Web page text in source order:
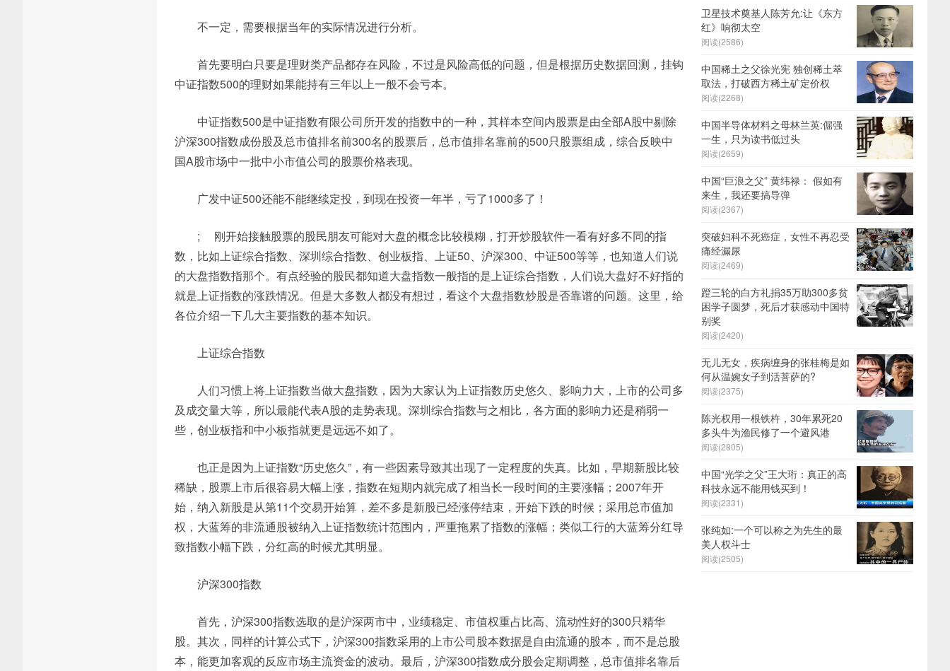
不一定，需要根据当年的实际情况进行分析。
首先要明白只要是理财类产品都存在风险，不过是风险高低的问题，但是根据历史数据回测，挂钩
中证指数500的理财如果能持有三年以上一般不会亏本。
中证指数500是中证指数有限公司所开发的指数中的一种，其样本空间内股票是由全部A股中剔除
沪深300指数成份股及总市值排名前300名的股票后，总市值排名靠前的500只股票组成，综合反映中
国A股市场中一批中小市值公司的股票价格表现。
广发中证500还能不能继续定投，到现在投资一年半，亏了1000多了！
; 刚开始接触股票的股民朋友可能对大盘的概念比较模糊，打开炒股软件一看有好多不同的指
数，比如上证综合指数、深圳综合指数、创业板指、上证50、沪深300、中证500等等，也知道人们说
的大盘指数指那个。有点经验的股民都知道大盘指数一般指的是上证综合指数，人们说大盘好不好指的
就是上证指数的涨跌情况。但是大多数人都没有想过，看这个大盘指数炒股是否靠谱的问题。这里，给
各位介绍一下几大主要指数的基本知识。
上证综合指数
人们习惯上将上证指数当做大盘指数，因为大家认为上证指数历史悠久、影响力大，上市的公司多
及成交量大等，所以最能代表A股的走势表现。深圳综合指数与之相比，各方面的影响力还是稍弱一
些，创业板指和中小板指就更是远远不如了。
也正是因为上证指数“历史悠久”，有一些因素导致其出现了一定程度的失真。比如，早期新股比较
稀缺，股票上市后很容易大幅上涨，指数在短期内就完成了相当长一段时间的主要涨幅；2007年开
始，纳入新股是从第11个交易开始算，差不多是新股已经涨停结束，开始下跌的时候；采用总市值加
权，大蓝筹的非流通股被纳入上证指数统计范围内，严重拖累了指数的涨幅；类似工行的大蓝筹分红导
致指数小幅下跌，分红高的时候尤其明显。
沪深300指数
首先，沪深300指数选取的是沪深两市中，业绩稳定、市值权重占比高、流动性好的300只精华
股。其次，同样的计算公式下，沪深300指数采用的上市公司股本数据是自由流通的股本，而不是总股
本，能更加客观的反应市场主流资金的波动。最后，沪深300指数成分股会定期调整，总市值排名靠后
卫星技术奠基人陈芳允:让《东方
红》响彻太空
阅读(2586)
中国稀土之父徐光宪 独创稀土萃
取法，打破西方稀土矿定价权
阅读(2268)
中国半导体材料之母林兰英:倔强
一生，只为读书低过头
阅读(2659)
中国“巨浪之父” 黄纬禄： 假如有
来生，我还要搞导弹
阅读(2367)
突破妇科不死癌症，女性不再忍受
痛经漏尿
阅读(2469)
蹬三轮的白方礼捐35万助300多贫
困学子圆梦，死后才获感动中国特
别奖
阅读(2420)
无儿无女，疾病缠身的张桂梅是如
何从温婉女子到活菩萨的?
阅读(2375)
陈光权用一根铁杵，30年累死20
多头牛为渔民修了一个避风港
阅读(2805)
中国“光学之父”王大珩：真正的高
科技永远不能用钱买到！
阅读(2331)
张纯如:一个可以称之为先生的最
美人权斗士
阅读(2505)